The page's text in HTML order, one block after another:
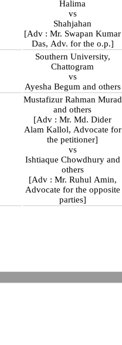
Halima
vs
Shahjahan
[Adv : Mr. Swapan Kumar
Das, Adv. for the o.p.]
Southern University,
Chattogram
vs
Ayesha Begum and others
Mustafizur Rahman Murad
and others
[Adv : Mr. Md. Dider
Alam Kallol, Advocate for
the petitioner]
vs
Ishtiaque Chowdhury and
others
[Adv : Mr. Ruhul Amin,
Advocate for the opposite
parties]